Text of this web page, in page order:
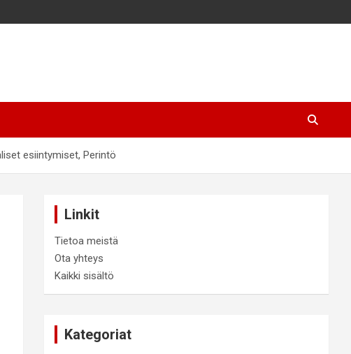
esiintymiset, Perintö
Linkit
Tietoa meistä
Ota yhteys
Kaikki sisältö
Kategoriat